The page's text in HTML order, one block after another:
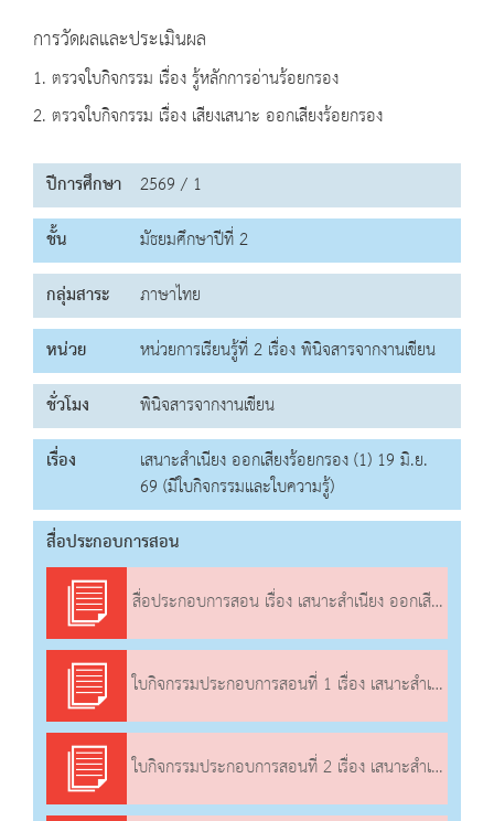
การวัดผลและประเมินผล
1. ตรวจใบกิจกรรม เรื่อง รู้หลักการอ่านร้อยกรอง
2. ตรวจใบกิจกรรม เรื่อง เสียงเสนาะ ออกเสียงร้อยกรอง
ปีการศึกษา 2569 / 1
ชั้น
มัธยมศึกษาปีที่ 2
กลุ่มสาระ
ภาษาไทย
หน่วย
หน่วยการเรียนรู้ที่ 2 เรื่อง พินิจสารจากงานเขียน
ชั่วโมง
พินิจสารจากงานเขียน
เรื่อง
เสนาะสำเนียง ออกเสียงร้อยกรอง (1) 19 มิ.ย.
69 (มีใบกิจกรรมและใบความรู้)
สื่อประกอบการสอน
สื่อประกอบการสอน เรื่อง เสนาะสำเนียง ออกเสียงร้อยกรอง (1)
ใบกิจกรรมประกอบการสอนที่ 1 เรื่อง เสนาะสำเนียง ออกเสียงร้อยกรอง (1)
ใบกิจกรรมประกอบการสอนที่ 2 เรื่อง เสนาะสำเนียง ออกเสียงร้อยกรอง (1)